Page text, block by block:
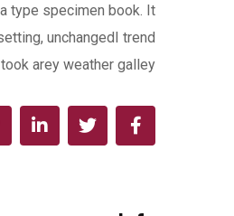
type specimen book. It
unchangedI trend
arey weather galley.